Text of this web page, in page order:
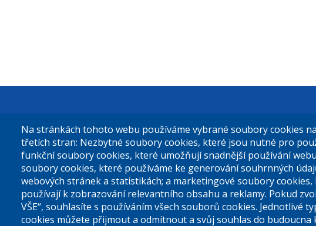
Městská část Praha 9
Sokolovská 14/324
180 49 Praha 9
Tel. ústředna:283 091
Na stránkách tohoto webu používáme vybrané soubory cookies
třetích stran: Nezbytné soubory cookies, které jsou nutné pro
funkční soubory cookies, které umožňují snadnější používání
soubory cookies, které používáme ke generování souhrnných
webových stránek a statistikách; a marketingové soubory cookies,
používají k zobrazování relevantního obsahu a reklamy. Pokud
VŠE“, souhlasíte s používáním všech souborů cookies. Jednotlivé
cookies můžete přijmout a odmítnout a svůj souhlas do budoucna